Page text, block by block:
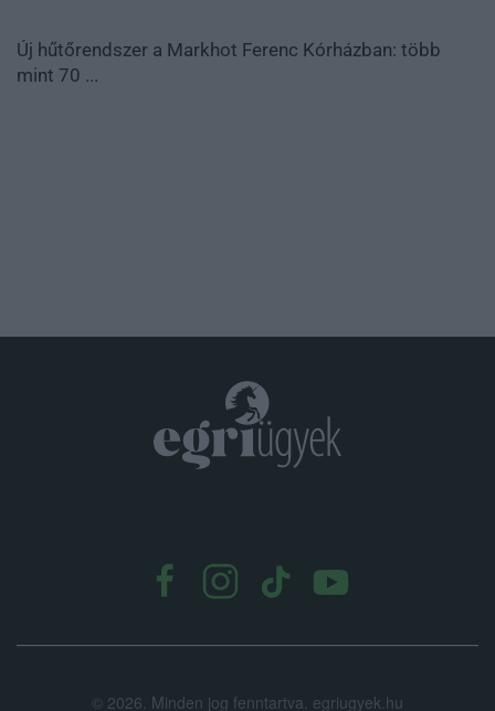
Új hűtőrendszer a Markhot Ferenc Kórházban: több
mint 70 ...
© 2026. Minden jog fenntartva. egriugyek.hu